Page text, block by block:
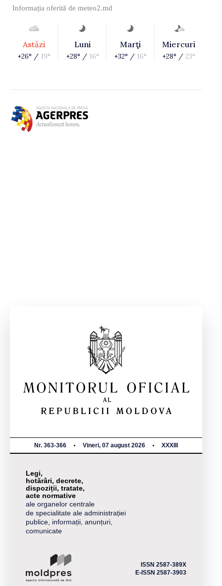
Informația oferită de meteo2.md
Astăzi
+26° / 19°
Luni
+28° / 16°
Marţi
+32° / 16°
Miercuri
+28° / 23°
Nr. 363-366 Vineri, 07 august 2026 XXXIII
Legi,
hotărâri, decrete,
dispoziții, tratate,
acte normative
ale organelor centrale
de specialitate ale administrației
publice, informații, anunțuri,
comunicate
ISSN 2587-389X
E-ISSN 2587-3903